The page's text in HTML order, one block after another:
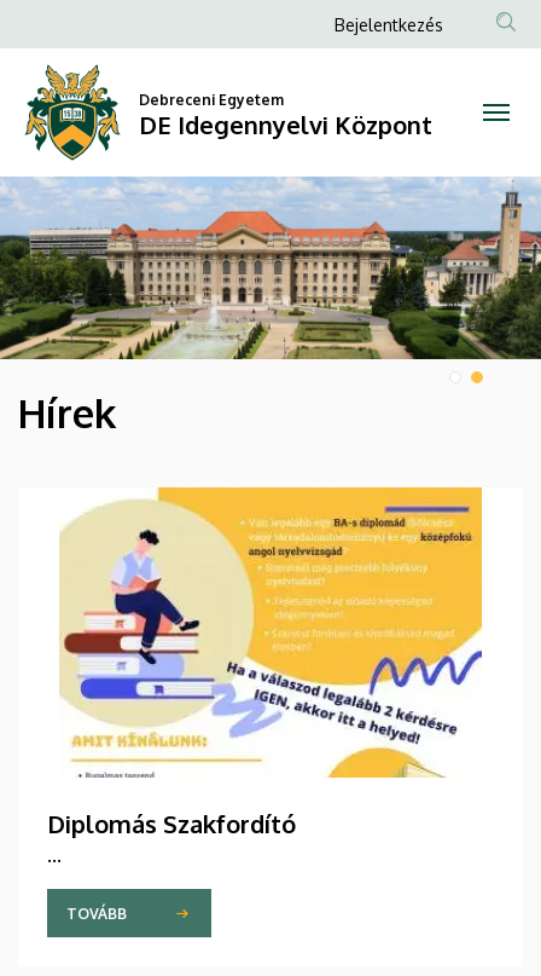
Idegennyelvi
Központ
Anonim
menüje
Bejelentkezés
Debreceni Egyetem
DE Idegennyelvi Központ
DIAVETÍTÉS
HÍREK
Hírek
Diplomás Szakfordító
...
TOVÁBB